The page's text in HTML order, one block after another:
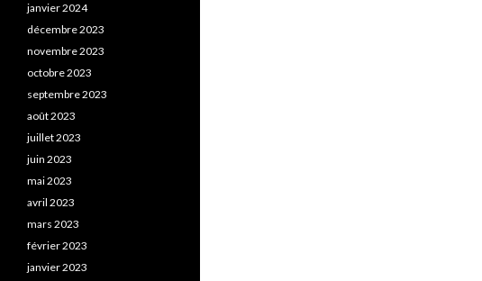
janvier 2024
décembre 2023
novembre 2023
octobre 2023
septembre 2023
août 2023
juillet 2023
juin 2023
mai 2023
avril 2023
mars 2023
février 2023
janvier 2023